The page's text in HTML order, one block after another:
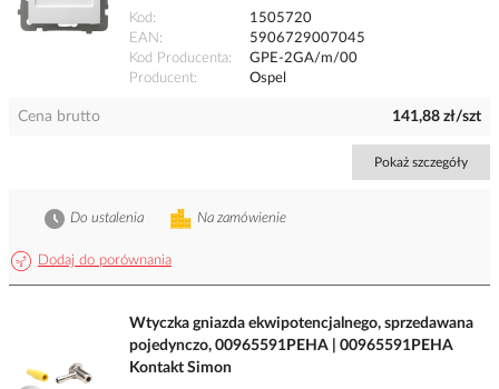
Kod
1505720
EAN
5906729007045
Kod Producenta
GPE-2GA/m/00
Producent
Ospel
Cena brutto 141,88 zł/szt
Pokaż szczegóły
Dodaj do porównania
Na zamówienie
Do ustalenia
Wtyczka gniazda ekwipotencjalnego, sprzedawana
pojedynczo, 00965591PEHA | 00965591PEHA
Kontakt Simon